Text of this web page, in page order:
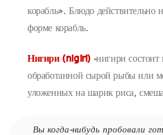
корабль». Блюдо действительно
форме корабль.
Нигири (nigiri) -нигири состоит
обработанной сырой рыбы или
уложенных на шарик риса,
Вы когда-нибудь пробовали